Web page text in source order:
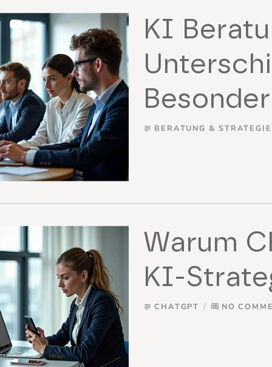
KI
subject BERATUNG & STRATEGIE
Warum
KI-
subject CHATGPT comment NO